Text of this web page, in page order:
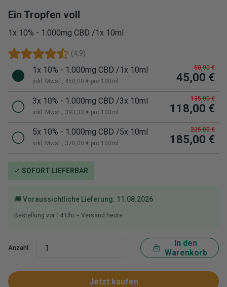
Ein Tropfen voll
1x 10% - 1.000mg CBD /1x 10ml
(4.9)
1x 10% - 1.000mg CBD /1x 10ml
inkl. Mwst., 450,00 € pro 100ml
50,00 €
45,00 €
3x 10% - 1.000mg CBD /3x 10ml
inkl. Mwst., 393,33 € pro 100ml
135,00 €
118,00 €
5x 10% - 1.000mg CBD /5x 10ml
inkl. Mwst., 370,00 € pro 100ml
225,00 €
185,00 €
✓ SOFORT LIEFERBAR
🚚 Voraussichtliche Lieferung: 11.08.2026
Bestellung vor 14 Uhr = Versand heute
Anzahl:
In den
Warenkorb
Jetzt kaufen